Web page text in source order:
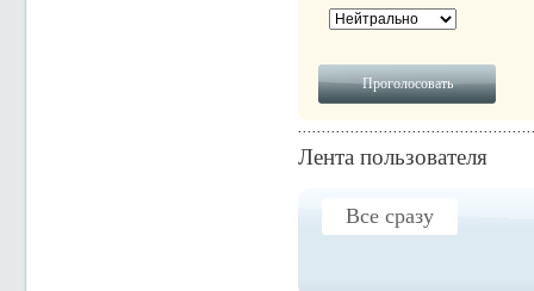
Лента пользователя
Все сразу